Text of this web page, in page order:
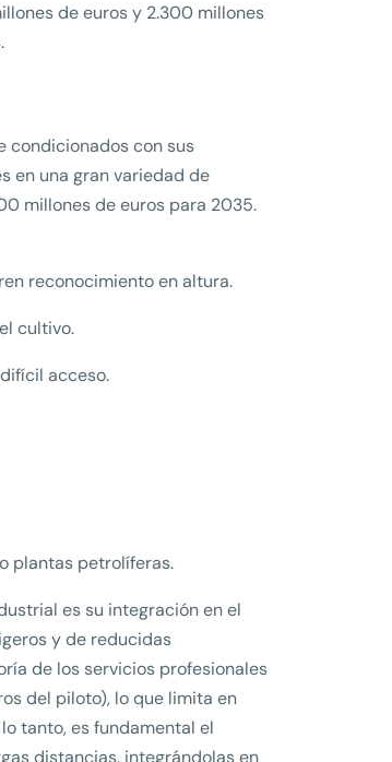
de euros y 2.300 millones
condicionados con sus
en una gran variedad de
millones de euros para 2035.
reconocimiento en altura.
cultivo.
acceso.
plantas petrolíferas.
es su integración en el
y de reducidas
de los servicios profesionales
del piloto), lo que limita en
tanto, es fundamental el